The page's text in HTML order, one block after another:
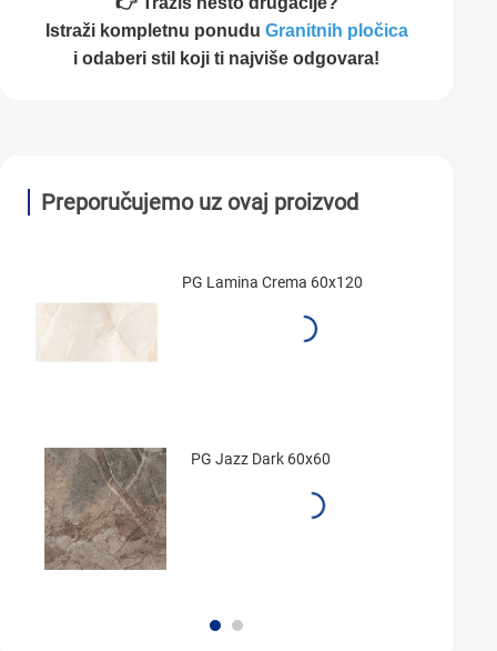
Istraži kompletnu ponudu Granitnih pločica
i odaberi stil koji ti najviše odgovara!
Preporučujemo uz ovaj proizvod
PG Lamina Crema 60x120
PG Jazz Dark 60x60